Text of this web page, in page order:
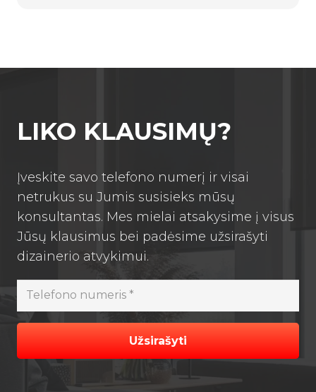
LIKO KLAUSIMŲ?
Įveskite savo telefono numerį ir visai
netrukus su Jumis susisieks mūsų
konsultantas. Mes mielai atsakysime į visus
Jūsų klausimus bei padėsime užsirašyti
dizainerio atvykimui.
Užsirašyti